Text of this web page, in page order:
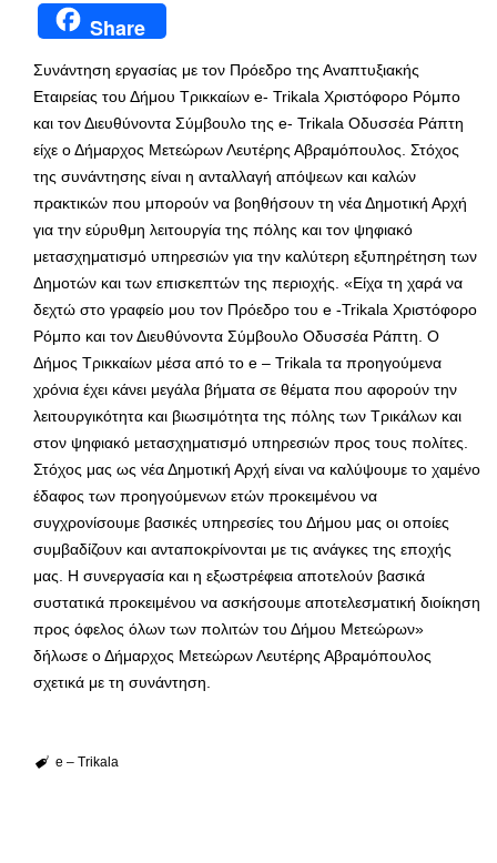
Share
Συνάντηση εργασίας με τον Πρόεδρο της Αναπτυξιακής
Εταιρείας του Δήμου Τρικκαίων e- Trikala Χριστόφορο Ρόμπο
και τον Διευθύνοντα Σύμβουλο της e- Trikala Οδυσσέα Ράπτη
είχε ο Δήμαρχος Μετεώρων Λευτέρης Αβραμόπουλος. Στόχος
της συνάντησης είναι η ανταλλαγή απόψεων και καλών
πρακτικών που μπορούν να βοηθήσουν τη νέα Δημοτική Αρχή
για την εύρυθμη λειτουργία της πόλης και τον ψηφιακό
μετασχηματισμό υπηρεσιών για την καλύτερη εξυπηρέτηση των
Δημοτών και των επισκεπτών της περιοχής. «Είχα τη χαρά να
δεχτώ στο γραφείο μου τον Πρόεδρο του e -Trikala Χριστόφορο
Ρόμπο και τον Διευθύνοντα Σύμβουλο Οδυσσέα Ράπτη. Ο
Δήμος Τρικκαίων μέσα από το e – Trikala τα προηγούμενα
χρόνια έχει κάνει μεγάλα βήματα σε θέματα που αφορούν την
λειτουργικότητα και βιωσιμότητα της πόλης των Τρικάλων και
στον ψηφιακό μετασχηματισμό υπηρεσιών προς τους πολίτες.
Στόχος μας ως νέα Δημοτική Αρχή είναι να καλύψουμε το χαμένο
έδαφος των προηγούμενων ετών προκειμένου να
συγχρονίσουμε βασικές υπηρεσίες του Δήμου μας οι οποίες
συμβαδίζουν και ανταποκρίνονται με τις ανάγκες της εποχής
μας. Η συνεργασία και η εξωστρέφεια αποτελούν βασικά
συστατικά προκειμένου να ασκήσουμε αποτελεσματική διοίκηση
προς όφελος όλων των πολιτών του Δήμου Μετεώρων»
δήλωσε ο Δήμαρχος Μετεώρων Λευτέρης Αβραμόπουλος
σχετικά με τη συνάντηση.
e – Trikala